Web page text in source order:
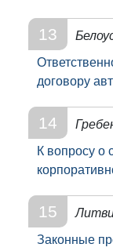
13
договору
14
К вопросу о
15
Законные